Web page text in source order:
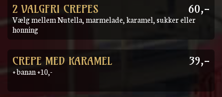
2 VALGFRI CREPES
Vælg mellem Nutella, marmelade, karamel, sukker eller
honning
60,-
CREPE MED KARAMEL
+ banan +10,-
39,-